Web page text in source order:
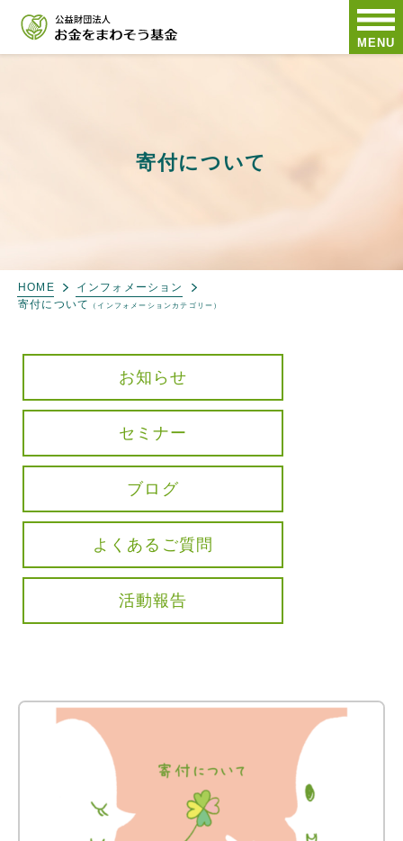
MENU
寄付について
HOME
インフォメーション
寄付について
（インフォメーションカテゴリー）
お知らせ
セミナー
ブログ
よくあるご質問
活動報告